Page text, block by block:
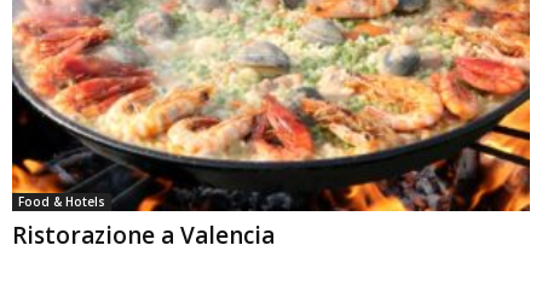
Food & Hotels
Ristorazione a Valencia